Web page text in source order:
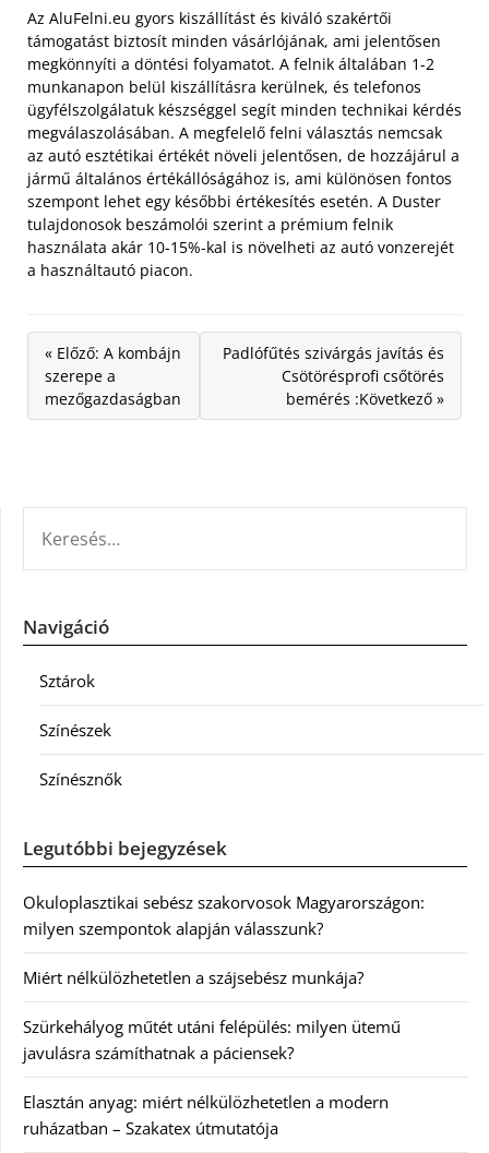
Az AluFelni.eu gyors kiszállítást és kiváló szakértői
támogatást biztosít minden vásárlójának, ami jelentősen
megkönnyíti a döntési folyamatot. A felnik általában 1-2
munkanapon belül kiszállításra kerülnek, és telefonos
ügyfélszolgálatuk készséggel segít minden technikai kérdés
megválaszolásában. A megfelelő felni választás nemcsak
az autó esztétikai értékét növeli jelentősen, de hozzájárul a
jármű általános értékállóságához is, ami különösen fontos
szempont lehet egy későbbi értékesítés esetén. A Duster
tulajdonosok beszámolói szerint a prémium felnik
használata akár 10-15%-kal is növelheti az autó vonzerejét
a használtautó piacon.
« Előző: A kombájn
szerepe a
mezőgazdaságban
Padlófűtés szivárgás javítás és
Csötörésprofi csőtörés
bemérés :Következő »
Navigáció
Sztárok
Színészek
Színésznők
Legutóbbi bejegyzések
Okuloplasztikai sebész szakorvosok Magyarországon:
milyen szempontok alapján válasszunk?
Miért nélkülözhetetlen a szájsebész munkája?
Szürkehályog műtét utáni felépülés: milyen ütemű
javulásra számíthatnak a páciensek?
Elasztán anyag: miért nélkülözhetetlen a modern
ruházatban – Szakatex útmutatója